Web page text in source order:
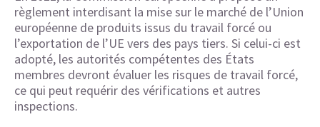
règlement interdisant la mise sur le marché de l’Union
européenne de produits issus du travail forcé ou
l’exportation de l’UE vers des pays tiers. Si celui-ci est
adopté, les autorités compétentes des États
membres devront évaluer les risques de travail forcé,
ce qui peut requérir des vérifications et autres
inspections.